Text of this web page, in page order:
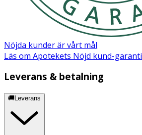
Nöjda kunder är vårt mål
Läs om Apotekets Nöjd kund-garanti
Leverans & betalning
🚚Leverans